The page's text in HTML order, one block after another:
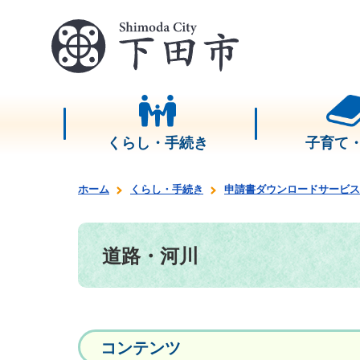
くらし・手続き 子育て
ホーム くらし・手続き 申請書ダウンロードサービス
道路・河川
コンテンツ